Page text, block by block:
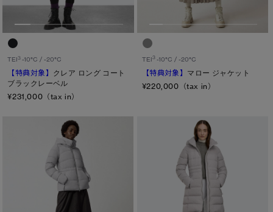
TEI3 -10°C / -20°C
【特典対象】 クレア ロング コート
ブラックレーベル
¥231,000（tax in）
TEI3-10°C / -20°C
【特典対象】 マロー ジャケット
¥220,000（tax in）